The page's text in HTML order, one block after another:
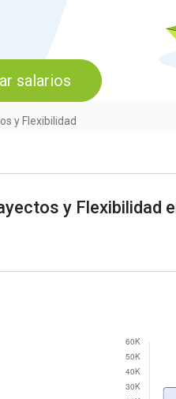
salarios
y Flexibilidad
y Flexibilidad